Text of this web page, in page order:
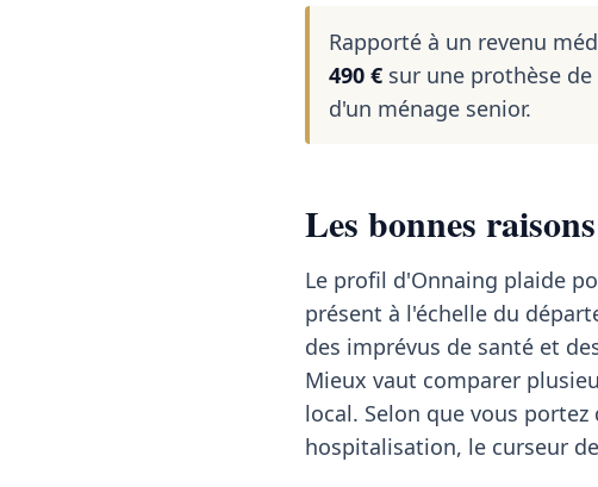
Rapporté à un revenu
490 € sur une prothèse
d'un ménage senior.
Les bonnes
Le profil d'Onnaing plaide
présent à l'échelle du
des imprévus de santé et
Mieux vaut comparer
local. Selon que vous
hospitalisation, le curseur